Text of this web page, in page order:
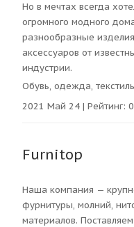
Но в мечтах всегда
огромного модного
разнообразные
аксессуаров от
индустрии.
Обувь, одежда, текстиль
2021 Май 24 | Рейтинг:
Furnitop
Наша компания —
фурнитуры, молний,
материалов.